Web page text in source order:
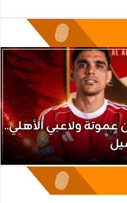
ولاعبي الأهلي..